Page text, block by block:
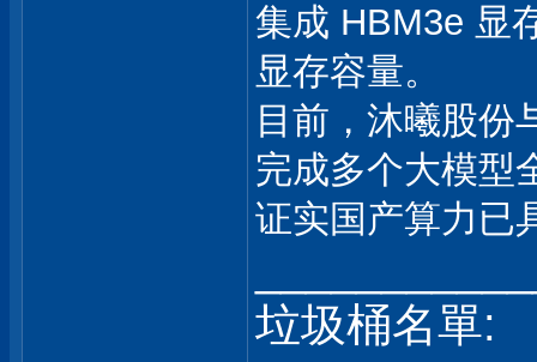
集成 HBM3e 显
显存容量。
目前，沐曦股份
完成多个大模型
证实国产算力已
垃圾桶名單: